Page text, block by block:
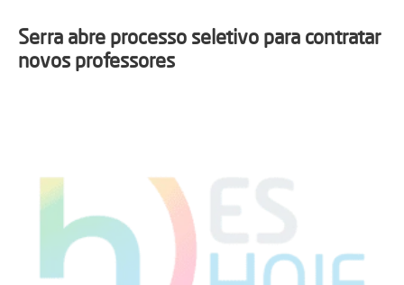
Serra abre processo seletivo para contratar
novos professores